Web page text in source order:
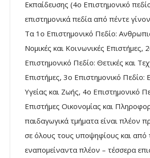
Εκπαίδευσης (4ο Επιστημονικό
επιστημονικά πεδία από πέντε
Τα 1ο Επιστημονικό Πεδίο:
Νομικές και Κοινωνικές Επιστήμες,
Επιστημονικό Πεδίο: Θετικές και
Επιστήμες, 3ο Επιστημονικό Πεδίο:
Υγείας και Ζωής, 4ο Επιστημονικό
Επιστήμες Οικονομίας και
παιδαγωγικά τμήματα είναι πλέον
σε όλους τους υποψηφίους και από
εναπομείναντα πλέον – τέσσερα